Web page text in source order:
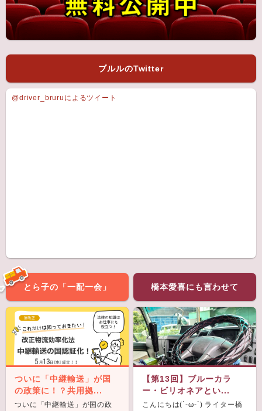
ブルルのTwitter
@driver_bruruによるツイート
とら子の「一配一会」
ついに「中継輸送」が国
の政策に！？共用拠...
ついに「中継輸送」が国の政
橋本愛喜にも言わせて
【第13回】ブルーカラ
ー・ビリオネアとい...
こんにちは(´-ω-`) ライター橋